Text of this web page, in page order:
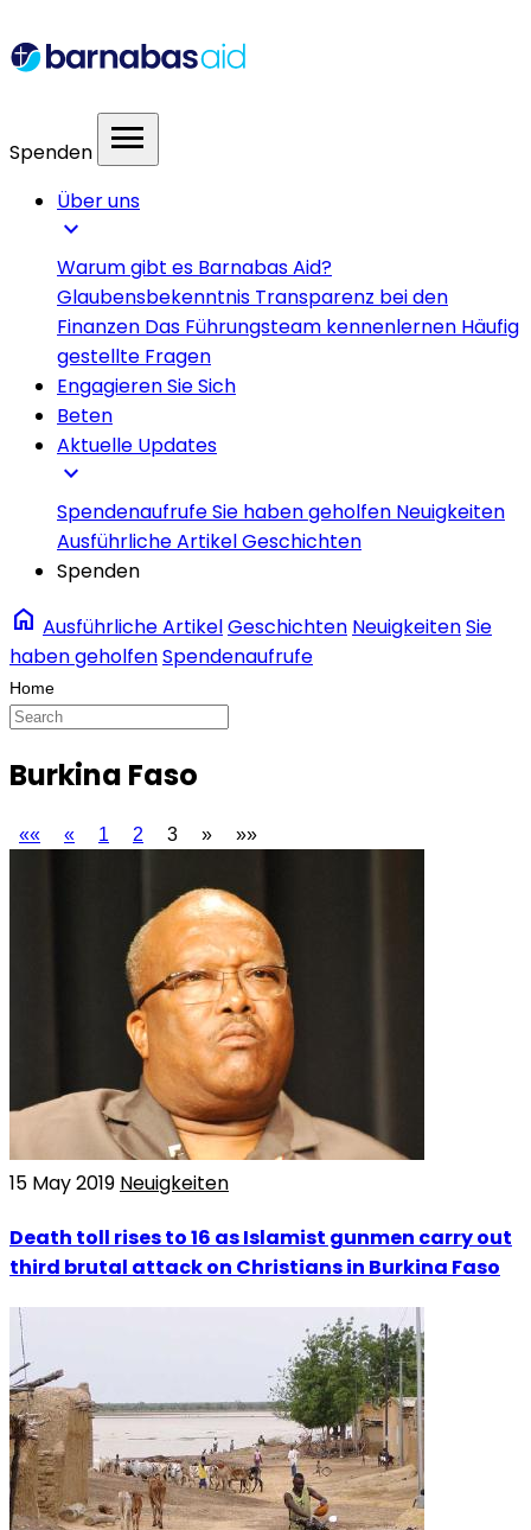
Spenden menu
Über uns
expand_more
Warum gibt es Barnabas Aid?
Glaubensbekenntnis Transparenz bei den
Finanzen Das Führungsteam kennenlernen Häufig
gestellte Fragen
Engagieren Sie Sich
Beten
Aktuelle Updates
expand_more
SpendenaufrufeSie haben geholfen Neuigkeiten
Ausführliche ArtikelGeschichten
Spenden
home Ausführliche ArtikelGeschichten NeuigkeitenSie
haben geholfenSpendenaufrufe
Burkina Faso
«« « 1 2 3 » »»
15 May 2019 Neuigkeiten
Death toll rises to 16 as Islamist gunmen carry out
third brutal attack on Christians in Burkina Faso